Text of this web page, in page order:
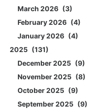
March 2026
3
February 2026
4
January 2026
4
2025
131
December 2025
9
November 2025
8
October 2025
9
September 2025
9